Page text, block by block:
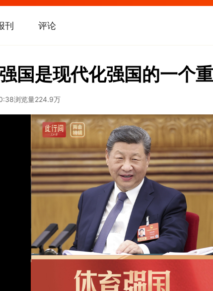
刊 评论
国是现代化强国的一个
浏览量224.9万